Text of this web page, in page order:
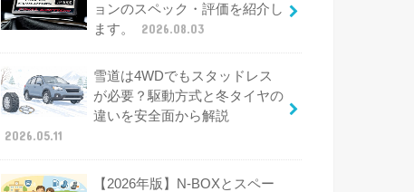
ョンのスペック・評価を紹介し
ます。
2026.08.03
雪道は4WDでもスタッドレス
が必要？駆動方式と冬タイヤの
違いを安全面から解説
2026.05.11
【2026年版】N-BOXとスペー